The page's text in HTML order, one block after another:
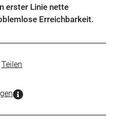
erster Linie nette
Erreichbarkeit.
Teilen